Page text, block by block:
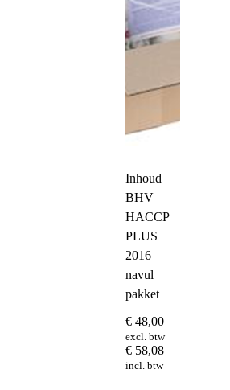
Inhoud
BHV
HACCP
PLUS
2016
navul
pakket
€ 48,00
excl. btw
€ 58,08
incl. btw